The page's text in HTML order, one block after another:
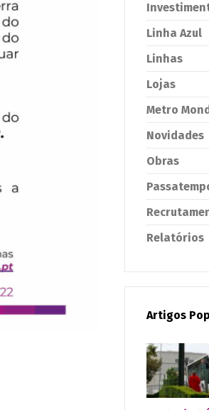
Linha Azul
Linhas
Lojas
Metro
Novidades
Obras
Relatórios
Artigos